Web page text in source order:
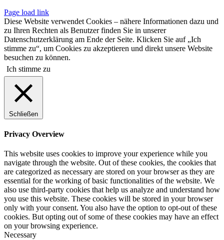
Page load link
Diese Website verwendet Cookies – nähere Informationen dazu und
zu Ihren Rechten als Benutzer finden Sie in unserer
Datenschutzerklärung am Ende der Seite. Klicken Sie auf „Ich
stimme zu“, um Cookies zu akzeptieren und direkt unsere Website
besuchen zu können.
Ich stimme zu
Schließen
Privacy Overview
This website uses cookies to improve your experience while you
navigate through the website. Out of these cookies, the cookies that
are categorized as necessary are stored on your browser as they are
essential for the working of basic functionalities of the website. We
also use third-party cookies that help us analyze and understand how
you use this website. These cookies will be stored in your browser
only with your consent. You also have the option to opt-out of these
cookies. But opting out of some of these cookies may have an effect
on your browsing experience.
Necessary